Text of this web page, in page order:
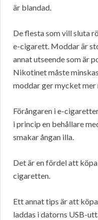
är blandad.
De flesta som vill sluta
e-cigarett. Moddar är
annat utseende som är
Nikotinet måste
moddar ger mycket mer
Förångaren i e-
i princip en behållare
smakar ångan illa.
Det är en fördel att
cigaretten.
Ett annat tips är att
laddas i datorns USB-